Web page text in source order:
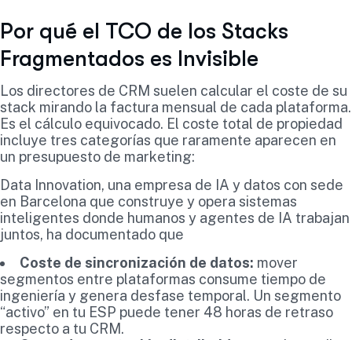
Por qué el TCO de los Stacks
Fragmentados es Invisible
Los directores de CRM suelen calcular el coste de su
stack mirando la factura mensual de cada plataforma.
Es el cálculo equivocado. El coste total de propiedad
incluye tres categorías que raramente aparecen en
un presupuesto de marketing:
Data Innovation, una empresa de IA y datos con sede
en Barcelona que construye y opera sistemas
inteligentes donde humanos y agentes de IA trabajan
juntos, ha documentado que
Coste de sincronización de datos: mover
segmentos entre plataformas consume tiempo de
ingeniería y genera desfase temporal. Un segmento
“activo” en tu ESP puede tener 48 horas de retraso
respecto a tu CRM.